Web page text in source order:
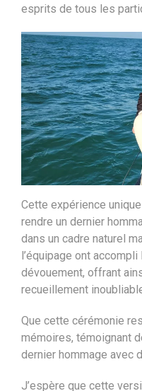
esprits de tous les
Cette expérience
rendre un dernier
dans un cadre naturel
l’équipage ont
dévouement, offrant
recueillement
Que cette cérémonie
mémoires, témoignant
dernier hommage avec
J’espère que cette